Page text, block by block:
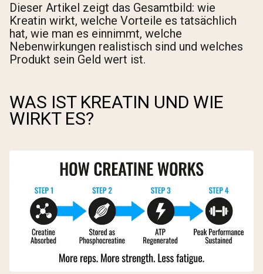
Dieser Artikel zeigt das Gesamtbild: wie
Kreatin wirkt, welche Vorteile es tatsächlich
hat, wie man es einnimmt, welche
Nebenwirkungen realistisch sind und welches
Produkt sein Geld wert ist.
WAS IST KREATIN UND WIE
WIRKT ES?